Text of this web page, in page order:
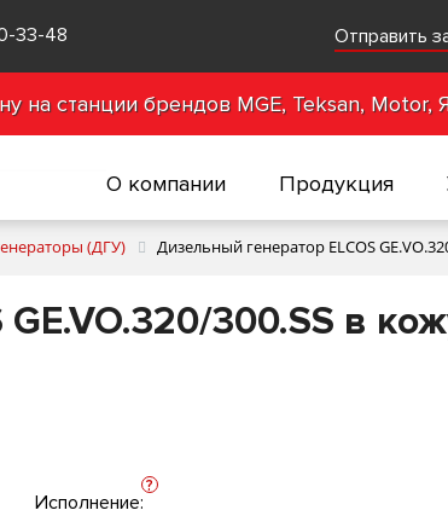
33-48 Отправить
на станции брендов MGE, Teksan, Motor,
О компании Продукция
(ДГУ) Дизельный генератор ELCOS
300.SS в
Исполнение:
?